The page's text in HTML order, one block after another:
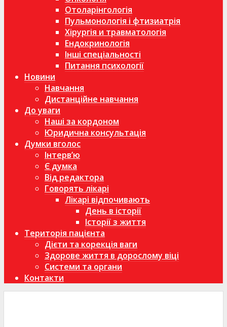
Отоларінгологія
Пульмонологія і фтизиатрія
Хірургія и травматологія
Ендокринологія
Інші спеціальності
Питання психології
Новини
Навчання
Дистанційне навчання
До уваги
Наші за кордоном
Юридична консультація
Думки вголос
Інтерв’ю
Є думка
Від редактора
Говорять лікарі
Лікарі відпочивають
День в історії
Історії з життя
Територія пацієнта
Дієти та корекція ваги
Здорове життя в дорослому віці
Системи та органи
Контакти